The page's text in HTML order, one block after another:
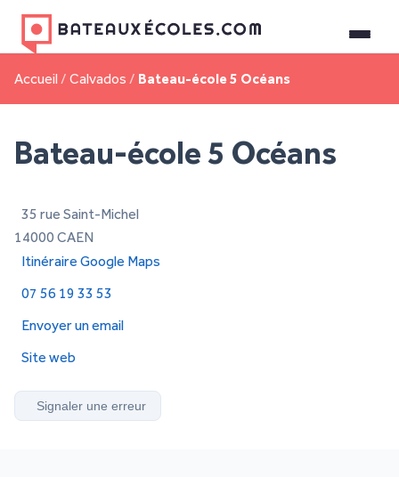
Accueil / Calvados / Bateau-école 5 Océans
Bateau-école 5 Océans
35 rue Saint-Michel
14000 CAEN
Itinéraire Google Maps
07 56 19 33 53
Envoyer un email
Site web
Signaler une erreur